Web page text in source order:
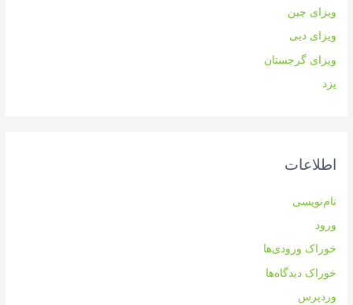
ویزای چین
ویزای دبی
ویزای گرجستان
یزد
اطلاعات
نام‌نویسی
ورود
خوراک ورودی‌ها
خوراک دیدگاه‌ها
وردپرس